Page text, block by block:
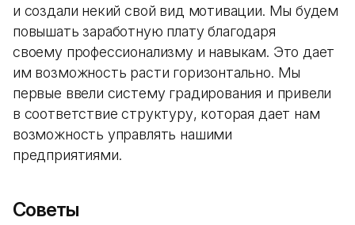
и создали некий свой вид мотивации. Мы будем
повышать заработную плату благодаря
своему профессионализму и навыкам. Это дает
им возможность расти горизонтально. Мы
первые ввели систему градирования и привели
в соответствие структуру, которая дает нам
возможность управлять нашими
предприятиями.
Советы